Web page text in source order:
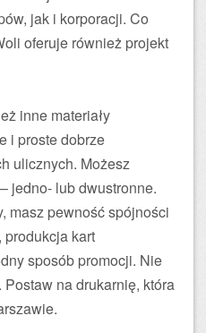
jak i korporacji. Co
oferuje również projekt
inne materiały
i proste dobrze
ulicznych. Możesz
jedno- lub dwustronne.
masz pewność spójności
kart
sposób promocji. Nie
na drukarnię, która